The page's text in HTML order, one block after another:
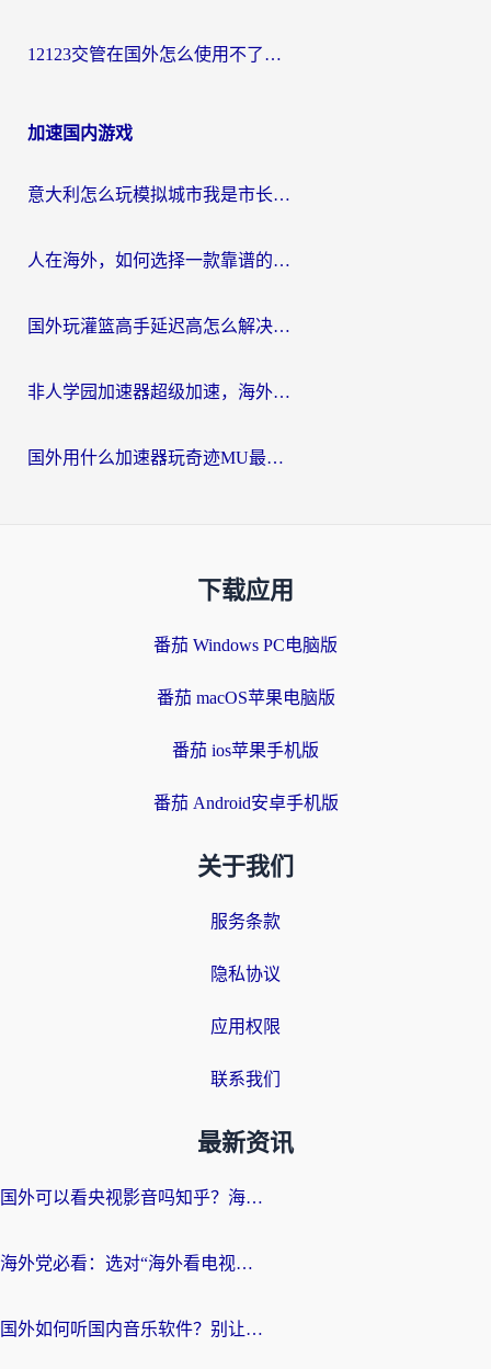
12123交管在国外怎么使用不了？海外华人必看的无缝访问国内资源指南
加速国内游戏
意大利怎么玩模拟城市我是市长？海外党国服游戏加速终极攻略（附三国3量子特攻解决办法）
人在海外，如何选择一款靠谱的玩剑灵2加速器？
国外玩灌篮高手延迟高怎么解决？海外玩家国服游戏加速终极指南
非人学园加速器超级加速，海外玩家重返国服的通行证
国外用什么加速器玩奇迹MU最好？2026海外玩家国服游戏加速全攻略
下载应用
番茄 Windows PC电脑版
番茄 macOS苹果电脑版
番茄 ios苹果手机版
番茄 Android安卓手机版
关于我们
服务条款
隐私协议
应用权限
联系我们
最新资讯
国外可以看央视影音吗知乎？海外党亲测有效的回国加速方案
海外党必看：选对“海外看电视剧软件”，再也不用愁国内剧刷不了
国外如何听国内音乐软件？别让地域限制，断了你的中文歌单